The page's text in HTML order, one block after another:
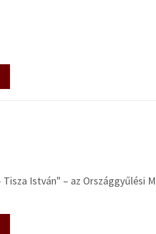
Tisza István" – az Országgyűlési